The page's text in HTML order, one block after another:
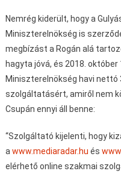
Nemrég kiderült, hogy a
Miniszterelnökség is
megbízást a Rogán alá
hagyta jóvá, és 2018.
Miniszterelnökség havi
szolgáltatásért, amiről nem
Csupán ennyi áll benne:
“Szolgáltató kijelenti, hogy
a www.mediaradar.hu és
elérhető online szakmai